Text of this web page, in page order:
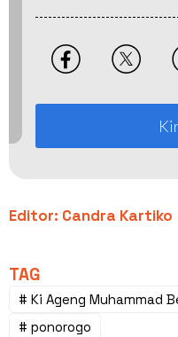
Editor: Candra Kartiko
TAG
# Ki Ageng Muhammad
# ponorogo